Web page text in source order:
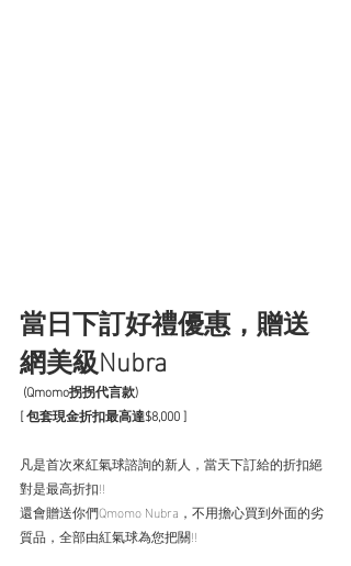
當日下訂好禮優惠，贈送
網美級Nubra
(Qmomo拐拐代言款)
[ 包套現金折扣最高達$8,000 ]
凡是首次來紅氣球諮詢的新人，當天下訂給的折扣絕
對是最高折扣!!
還會贈送你們Qmomo Nubra，不用擔心買到外面的劣
質品，全部由紅氣球為您把關!!